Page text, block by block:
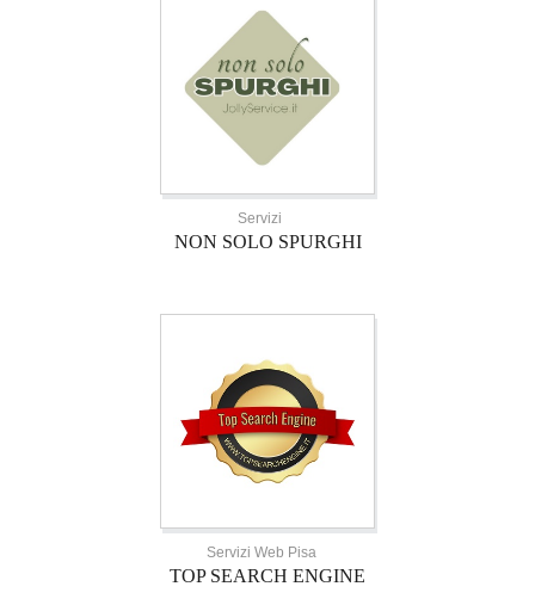
Servizi
NON SOLO SPURGHI
Servizi Web Pisa
TOP SEARCH ENGINE